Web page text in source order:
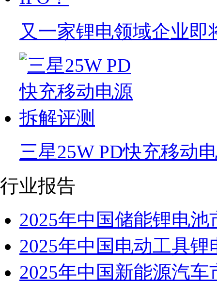
又一家锂电领域企业即
三星25W PD快充移动
行业报告
2025年中国储能锂电
2025年中国电动工具
2025年中国新能源汽